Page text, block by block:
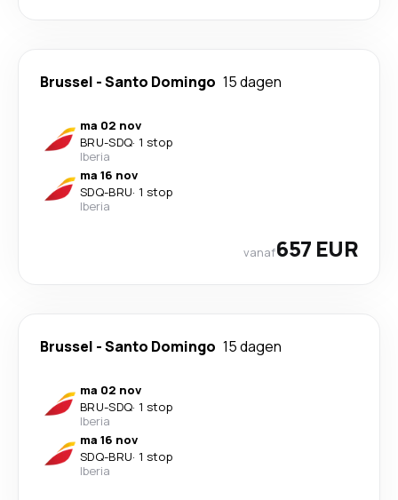
Brussel -Santo Domingo 15 dagen
ma 02 nov
BRU-SDQ· 1 stop
Iberia
ma 16 nov
SDQ-BRU· 1 stop
Iberia
vanaf657 EUR
Brussel -Santo Domingo 15 dagen
ma 02 nov
BRU-SDQ· 1 stop
Iberia
ma 16 nov
SDQ-BRU· 1 stop
Iberia